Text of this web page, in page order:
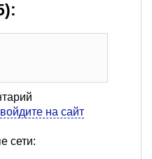
войдите на сайт
сети: